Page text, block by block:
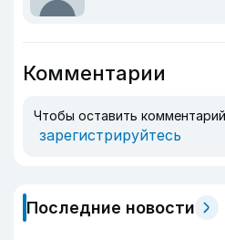
Комментарии
Чтобы оставить
зарегистрируйтесь
Последние новости